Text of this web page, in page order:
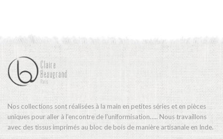
Nos collections sont réalisées à la main en petites séries et en pièces
uniques pour aller à l’encontre de l’uniformisation….. Nous travaillons
avec des tissus imprimés au bloc de bois de manière artisanale en Inde.